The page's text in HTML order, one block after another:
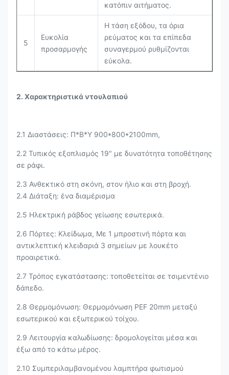
κατόπιν αιτήματος.
5
Ευκολία
προσαρμογής
Η τάση εξόδου, τα όρια
ρεύματος και τα επίπεδα
συναγερμού ρυθμίζονται
εύκολα.
2. Χαρακτηριστικά ντουλαπιού
2.1 Διαστάσεις: Π*Β*Υ 900*800*2100mm,
2.2 Τυπικός εξοπλισμός 19" με δυνατότητα τοποθέτησης
σε ράφι.
2.3 Ανθεκτικό στη σκόνη, στον ήλιο και στη βροχή.
2.4 Διάταξη: ένα διαμέρισμα
2.5 Ηλεκτρική ράβδος γείωσης εσωτερικά.
2.6 Πόρτες: Κλείδωμα, Με 1 μπροστινή πόρτα και
αντικλεπτική κλειδαριά 3 σημείων με λουκέτο
προαιρετικά.
2.7 Τρόπος εγκατάστασης: τοποθετείται σε τσιμεντένιο
δάπεδο.
2.8 Θερμομόνωση: Θερμομόνωση PEF 20mm μεταξύ
εσωτερικού και εξωτερικού τοίχου.
2.9 Λειτουργία καλωδίωσης: δρομολογείται μέσα και
έξω από το κάτω μέρος.
2.10 Συμπεριλαμβανομένου λαμπτήρα φωτισμού